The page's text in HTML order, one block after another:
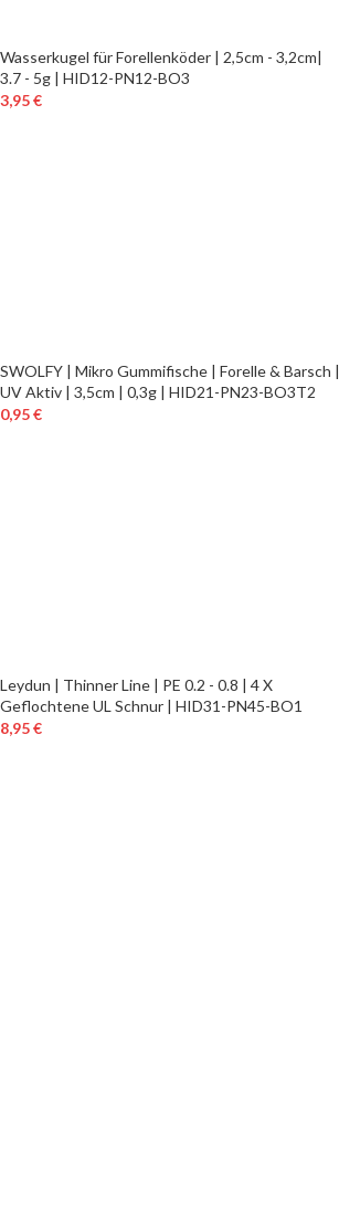
Wasserkugel für Forellenköder | 2,5cm - 3,2cm|
3.7 - 5g | HID12-PN12-BO3
3,95€
SWOLFY | Mikro Gummifische | Forelle & Barsch |
UV Aktiv | 3,5cm | 0,3g | HID21-PN23-BO3T2
0,95€
Leydun | Thinner Line | PE 0.2 - 0.8 | 4 X
Geflochtene UL Schnur | HID31-PN45-BO1
8,95€